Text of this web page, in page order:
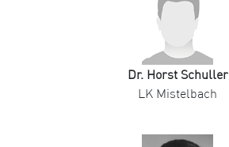
Dr. Horst Schuller
LK Mistelbach